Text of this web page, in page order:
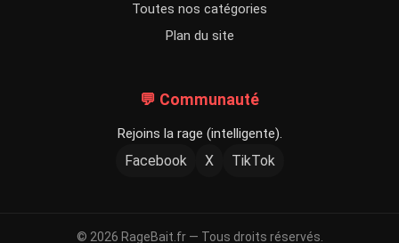
Toutes nos catégories
Plan du site
💬 Communauté
Rejoins la rage (intelligente).
Facebook X TikTok
© 2026 RageBait.fr — Tous droits réservés.